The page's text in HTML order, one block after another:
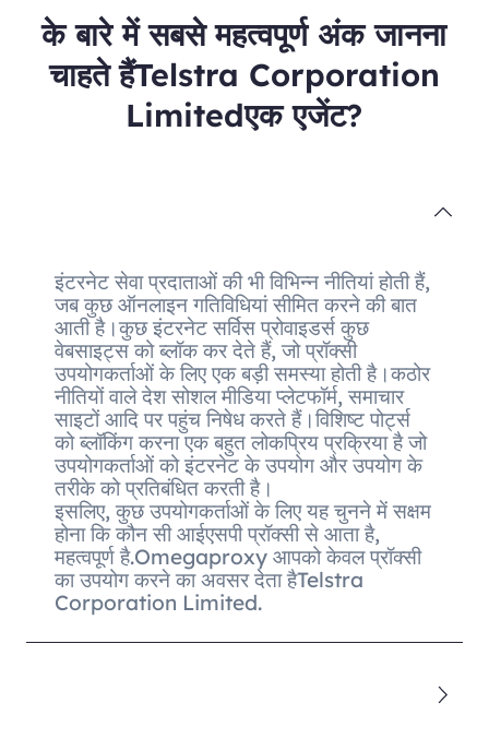
के बारे में सबसे महत्वपूर्ण अंक जानना
चाहते हैंTelstra Corporation
Limitedएक एजेंट?
इंटरनेट सेवा प्रदाताओं की भी विभिन्न नीतियां होती हैं,
जब कुछ ऑनलाइन गतिविधियां सीमित करने की बात
आती है।कुछ इंटरनेट सर्विस प्रोवाइडर्स कुछ
वेबसाइट्स को ब्लॉक कर देते हैं, जो प्रॉक्सी
उपयोगकर्ताओं के लिए एक बड़ी समस्या होती है।कठोर
नीतियों वाले देश सोशल मीडिया प्लेटफॉर्म, समाचार
साइटों आदि पर पहुंच निषेध करते हैं।विशिष्ट पोर्ट्स
को ब्लॉकिंग करना एक बहुत लोकप्रिय प्रक्रिया है जो
उपयोगकर्ताओं को इंटरनेट के उपयोग और उपयोग के
तरीके को प्रतिबंधित करती है।
इसलिए, कुछ उपयोगकर्ताओं के लिए यह चुनने में सक्षम
होना कि कौन सी आईएसपी प्रॉक्सी से आता है,
महत्वपूर्ण है.Omegaproxy आपको केवल प्रॉक्सी
का उपयोग करने का अवसर देता हैTelstra
Corporation Limited.